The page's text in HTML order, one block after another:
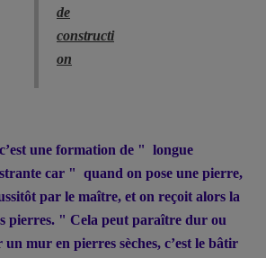
de
constructi
on
une formation de " longue
car " quand on pose une pierre,
par le maître, et on reçoit alors la
pierres. " Cela peut paraître dur ou
un mur en pierres sèches, c’est le bâtir